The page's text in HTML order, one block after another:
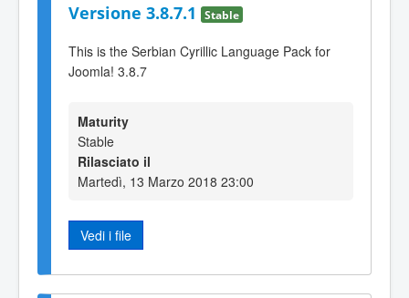
Versione 3.8.7.1 Stable
This is the Serbian Cyrillic Language Pack for
Joomla! 3.8.7
Maturity
Stable
Rilasciato il
Martedì, 13 Marzo 2018 23:00
Vedi i file